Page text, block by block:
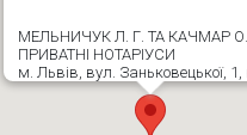
МЕЛЬНИЧУК Л. Г. ТА КАЧМАР О.
ПРИВАТНІ НОТАРІУСИ
м. Львів, вул. Заньковецької, 1,